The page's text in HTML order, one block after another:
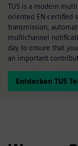
TUS is a modern
oriented EN-certified
transmission,
multichannel
day to ensure that
an important
Entdecken TUS